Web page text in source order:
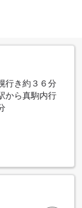
行き約３６分
から真駒内行